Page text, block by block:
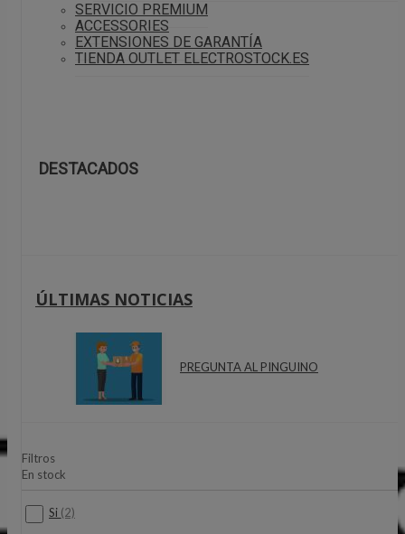
SERVICIO PREMIUM
ACCESSORIES
EXTENSIONES DE GARANTÍA
TIENDA OUTLET ELECTROSTOCK.ES
DESTACADOS
ÚLTIMAS NOTICIAS
PREGUNTA AL PINGUINO
Filtros
En stock
Si (2)